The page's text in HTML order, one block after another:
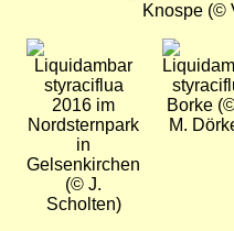
Knospe (©
Bild
2016 im
Nordsternpark
in
Gelsenkirchen
(© J.
Scholten)
Bild
Borke
M.